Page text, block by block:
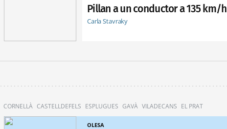
Pillan a un conductor a 135 km/h
Carla Stavraky
CORNELLÀ CASTELLDEFELS ESPLUGUES GAVÀ VILADECANS EL PRAT
OLESA